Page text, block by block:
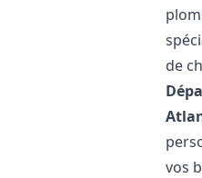
de
vos